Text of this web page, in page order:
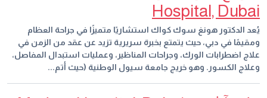
Hospital, Dubai
يُعد الدكتور هونغ سوك كواك استشاريًا متميزًا في جراحة العظام
ومقيمًا في دبي، حيث يتمتع بخبرة سريرية تزيد عن عقد من الزمن في
علاج اضطرابات الورك، وجراحات المناظير، وعمليات استبدال المفاصل،
وعلاج الكسور. وهو خريج جامعة سيول الوطنية (حيث أتم...